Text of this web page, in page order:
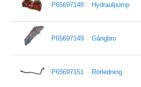
P65697148 Hydraulpump
P65697149 Gångbro
P65697151 Rörledning